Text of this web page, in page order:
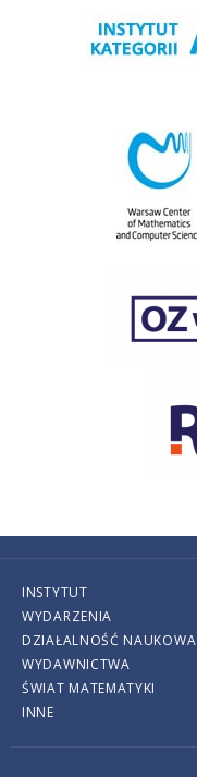
INSTYTUT
WYDARZENIA
DZIAŁALNOŚĆ NAUKOWA
WYDAWNICTWA
ŚWIAT MATEMATYKI
INNE